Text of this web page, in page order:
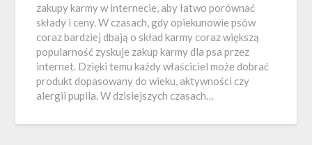
zakupy karmy w internecie, aby łatwo porównać
składy i ceny. W czasach, gdy opiekunowie psów
coraz bardziej dbają o skład karmy coraz większą
popularność zyskuje zakup karmy dla psa przez
internet. Dzięki temu każdy właściciel może dobrać
produkt dopasowany do wieku, aktywności czy
alergii pupila. W dzisiejszych czasach…